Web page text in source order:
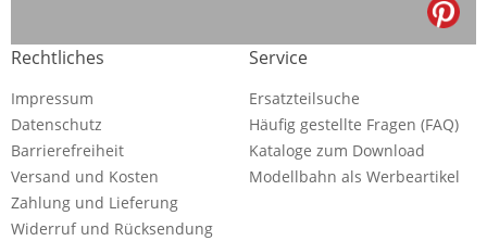
Rechtliches
Impressum
Datenschutz
Barrierefreiheit
Versand und Kosten
Zahlung und Lieferung
Widerruf und Rücksendung
Service
Ersatzteilsuche
Häufig gestellte Fragen (FAQ)
Kataloge zum Download
Modellbahn als Werbeartikel